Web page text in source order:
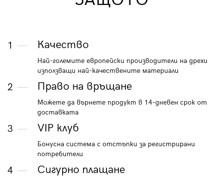
1 Качество
Най-големите европейски производители на дрехи
използващи най-качествените материали
2 Право на връщане
Можете да върнете продукт в 14-дневен срок от
доставката
3 VIP клуб
Бонусна система с отстъпки за регистрирани
потребители
4 Сигурно плащане